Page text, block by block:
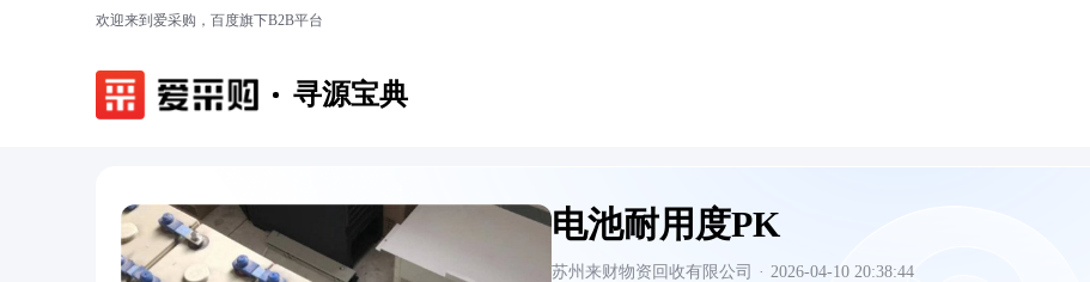
欢迎来到爱采购，百度旗下B2B平台
寻源宝典
电池耐用度PK
苏州来财物资回收有限公司 · 2026-04-10 20:38:44